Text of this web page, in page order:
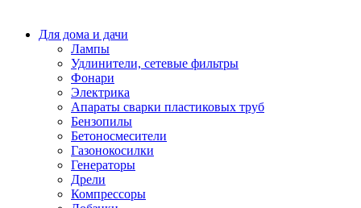
Для дома и дачи
Лампы
Удлинители, сетевые фильтры
Фонари
Электрика
Апараты сварки пластиковых труб
Бензопилы
Бетоносмесители
Газонокосилки
Генераторы
Дрели
Компрессоры